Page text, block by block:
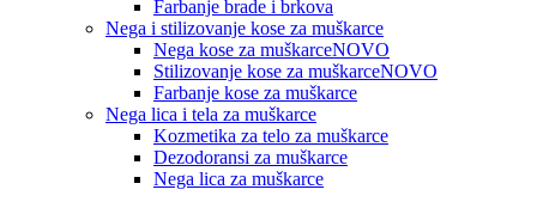
Farbanje brade i brkova
Nega i stilizovanje kose za muškarce
Nega kose za muškarceNOVO
Stilizovanje kose za muškarceNOVO
Farbanje kose za muškarce
Nega lica i tela za muškarce
Kozmetika za telo za muškarce
Dezodoransi za muškarce
Nega lica za muškarce